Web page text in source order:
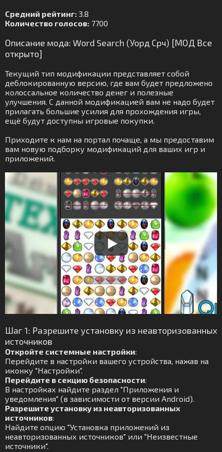
Средний рейтинг: 3.8
Количество голосов: 7700
Описание мода: Word Search (Уорд Срч) [МОД Все
открыто]
Текущий тип модификации представляет собой
деблокированную версию, где вам будет предложено
колоссальное количество денег и полезные
улучшения. С данной модификацией вам не надо будет
прилагать большие усилия для прохождения игры,
ещё будут доступны игровые покупки.
Приходите к нам на портал почаще, а мы предоставим
вам новую подборку модификаций для ваших игр и
приложений.
Шаг 1: Разрешите установку из неавторизованных
источников
Откройте системные настройки:
Перейдите в настройки вашего устройства, нажав на
иконку "Настройки".
Перейдите в секцию безопасности:
В настройках найдите раздел "Приложения и
уведомления" (в зависимости от версии Android).
Разрешите установку из неавторизованных
источников:
Найдите опцию "Установка приложений из
неавторизованных источников" или "Неизвестные
источники".